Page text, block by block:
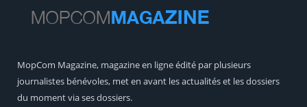
MopCom Magazine, magazine en ligne édité par plusieurs
journalistes bénévoles, met en avant les actualités et les dossiers
du moment via ses dossiers.